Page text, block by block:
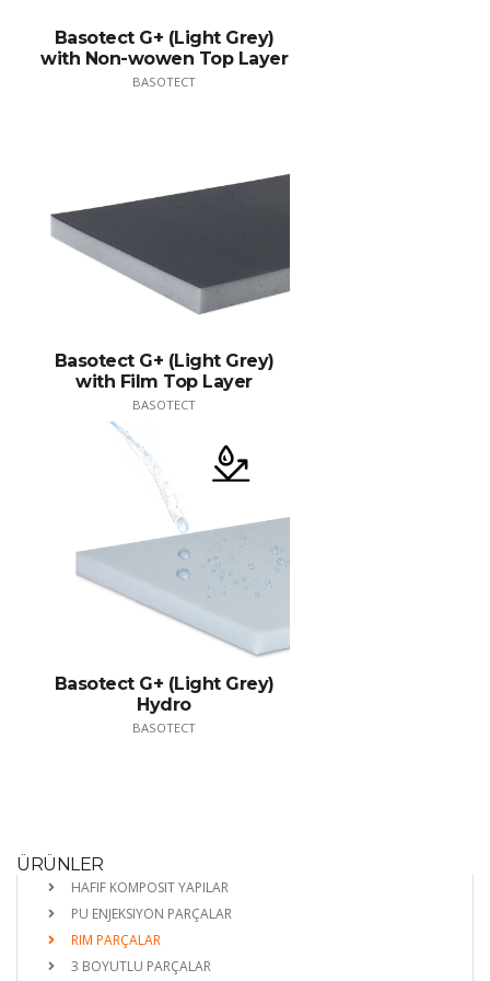
ÜRÜNLER
HAFIF KOMPOSIT YAPILAR
PU ENJEKSIYON PARÇALAR
RIM PARÇALAR
3 BOYUTLU PARÇALAR
Basotect G+ (Light Grey)
with Non-wowen Top Layer
BASOTECT
Basotect G+ (Light Grey)
with Film Top Layer
BASOTECT
Basotect G+ (Light Grey)
Hydro
BASOTECT